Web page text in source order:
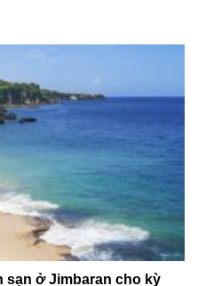
sạn ở Jimbaran cho kỳ